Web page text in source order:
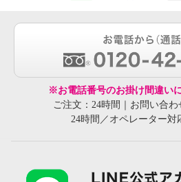
※お電話番号のお掛け間違い
ご注文：24時間｜お問い合
24時間／オペレーター対